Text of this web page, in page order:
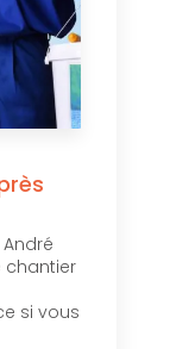
chantier
si vous